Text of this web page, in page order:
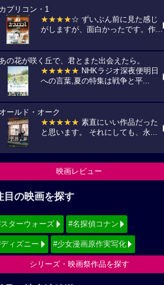
カプリコン・1
★★★★☆ ずいぶん前に見た感じ
がしますが、面白かったです。作...
の花が咲く丘で、君とまた出会えたら。
★★★★★ NHKラジオ深夜便明日
への言葉,夏の特集は戦争と平...
オールド・オーク
★★★★★ 素直にいい作品だった
と思います。 それにしても、永...
映画レビュー
目の映画を探す
ターウォーズ #名探偵コナン
ィズニー #少女漫画原作実写化
シリーズ・映画祭作品を探す